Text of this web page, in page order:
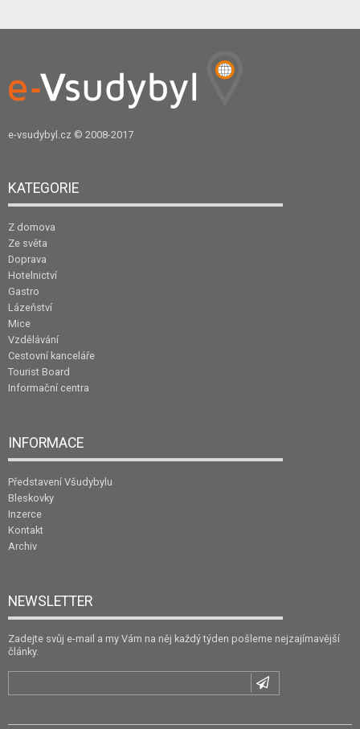
e-vsudybyl.cz © 2008-2017
KATEGORIE
Z domova
Ze světa
Doprava
Hotelnictví
Gastro
Lázeňství
Mice
Vzdělávání
Cestovní kanceláře
Tourist Board
Informační centra
INFORMACE
Představení Všudybylu
Bleskovky
Inzerce
Kontakt
Archiv
NEWSLETTER
Zadejte svůj e-mail a my Vám na něj každý týden pošleme nejzajímavější
články.